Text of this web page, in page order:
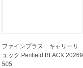
ファインプラス キャリーリ
ュック Penfield BLACK 20269
505